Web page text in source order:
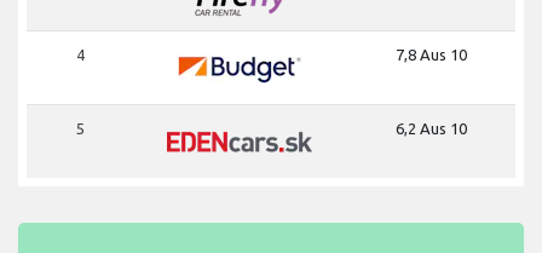
4 7,8 Aus 10
5 6,2 Aus 10